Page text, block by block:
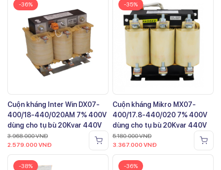
-36%
Cuộn kháng Inter Win DX07-
400/18-440/020AM 7% 400V
dùng cho tụ bù 20Kvar 440V
3.968.000VNĐ
2.579.000 VNĐ
-35%
Cuộn kháng Mikro MX07-
400/17.8-440/020 7% 400V
dùng cho tụ bù 20Kvar 440V
5.180.000VNĐ
3.367.000 VNĐ
-38% -36%